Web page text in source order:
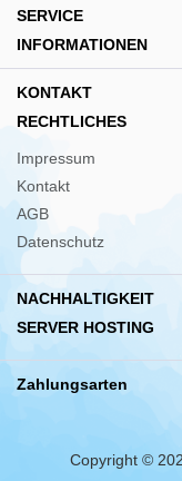
SERVICE
INFORMATIONEN
KONTAKT
RECHTLICHES
Impressum
Kontakt
AGB
Datenschutz
NACHHALTIGKEIT
SERVER HOSTING
Zahlungsarten
Copyright ©